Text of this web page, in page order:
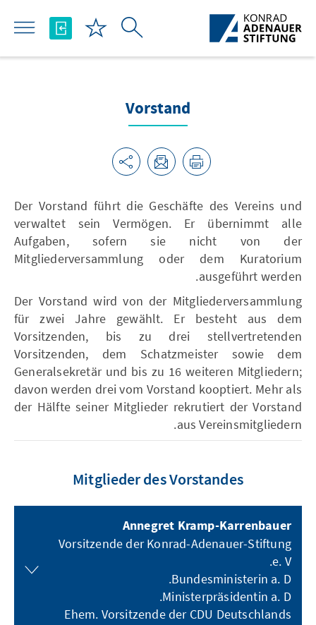
تخطي إلى المحتوى الرئيسي
Vorstand
Der Vorstand führt die Geschäfte des Vereins und
verwaltet sein Vermögen. Er übernimmt alle
Aufgaben, sofern sie nicht von der
Mitgliederversammlung oder dem Kuratorium
ausgeführt werden.
Der Vorstand wird von der Mitgliederversammlung
für zwei Jahre gewählt. Er besteht aus dem
Vorsitzenden, bis zu drei stellvertretenden
Vorsitzenden, dem Schatzmeister sowie dem
Generalsekretär und bis zu 16 weiteren Mitgliedern;
davon werden drei vom Vorstand kooptiert. Mehr als
der Hälfte seiner Mitglieder rekrutiert der Vorstand
aus Vereinsmitgliedern.
Mitglieder des Vorstandes
Annegret Kramp-Karrenbauer
Vorsitzende der Konrad-Adenauer-Stiftung
e. V.
Bundesministerin a. D.
Ministerpräsidentin a. D.
Ehem. Vorsitzende der CDU Deutschlands